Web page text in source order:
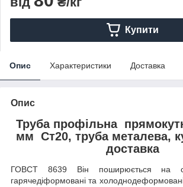
Купити
Опис Характеристики Доставка
Опис
Труба профільна
мм Ст20, труба металева,
доставка
ГОВСТ 8639 Він поширюється на
гарячедіформовані та